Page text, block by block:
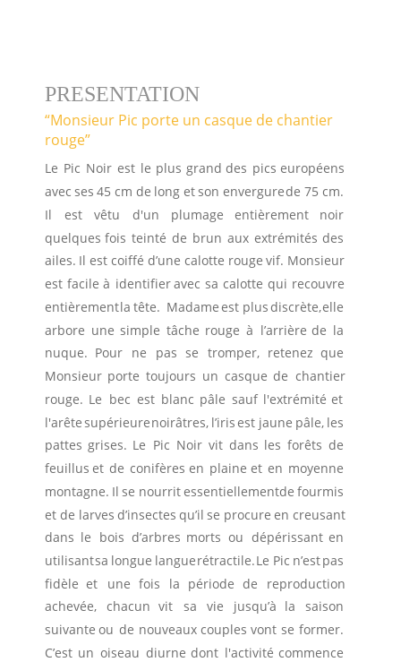
PRESENTATION
“Monsieur Pic porte un casque de chantier
rouge”
Le Pic Noir est le plus grand des pics européens
avec ses 45 cm de long etson envergurede 75 cm.
Il
est vêtu d'un plumage entièrement
noir
quelques fois teinté de brun aux extrémités des
ailes. Il est coiffé d’une calotte rouge vif. Monsieur
est facile à identifieravec sa calotte qui recouvre
entièrementla tête. Madame est plusdiscrète,elle
arbore une simple tâche rouge à l’arrière de la
nuque. Pour ne pas se tromper, retenez que
Monsieur porte toujours un casque de chantier
rouge. Le bec est blanc pâle sauf l'extrémité et
l'arêtesupérieurenoirâtres, l’iris est jaune pâle, les
pattes grises. Le Pic Noir vit dans les forêts de
feuillus et de conifères en plaine et en moyenne
montagne. Il se nourrit essentiellementde fourmis
et de larves d’insectes qu’il se procure en creusant
dans le bois d’arbres morts ou dépérissant en
utilisantsa longue languerétractile.Le Pic n’estpas
fidèle et une fois la période de
reproduction
achevée,
chacun vit sa vie jusqu’à la
saison
suivante ou de nouveaux couples vont se former.
C’est un oiseau diurne dont l'activité commence